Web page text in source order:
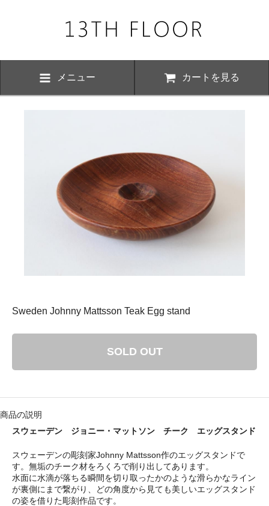
メニュー カートを見る
Sweden Johnny Mattsson Teak Egg stand
SOLD OUT
商品の説明
スウェーデンの彫刻家Johnny Mattsson作のエッグスタンドで
す。無垢のチーク材をろくろで削り出してあります。
水面に水滴が落ちる瞬間を切り取ったかのような滑らかなライン
が裏側にまで繋がり、どの角度から見ても美しいエッグスタンド
の姿を借りた彫刻作品です。
下記の期間につきまして夏季休業とさせていただきます。 期間中は
ただけますが、ご対応が8月17日以降にさせていただく場合がござい
平成29年8月11日（金）－ 8月16日（水）
ホーム＆インテリア